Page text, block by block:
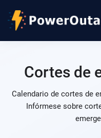
Cortes de
Calendario de cortes de
Infórmese sobre